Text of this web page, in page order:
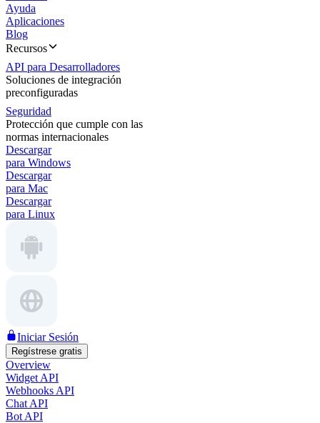
Ayuda
Aplicaciones
Blog
Recursos
API para Desarrolladores
Soluciones de integración
preconfiguradas
Seguridad
Protección que cumple con las
normas internacionales
Descargar
para Windows
Descargar
para Mac
Descargar
para Linux
Iniciar Sesión
Regístrese gratis
Overview
Widget API
Webhooks API
Chat API
Bot API